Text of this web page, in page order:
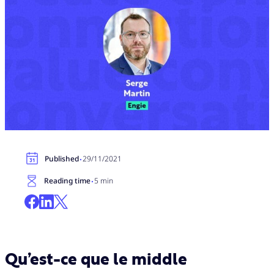
Published·29/11/2021
Reading time·5 min
Qu’est-ce que le middle